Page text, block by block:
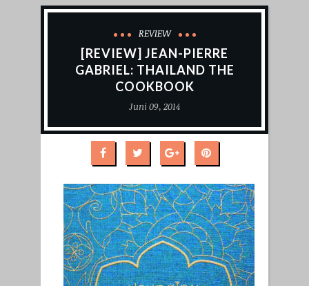
REVIEW
[REVIEW] JEAN-PIERRE
GABRIEL: THAILAND THE
COOKBOOK
Juni 09, 2014